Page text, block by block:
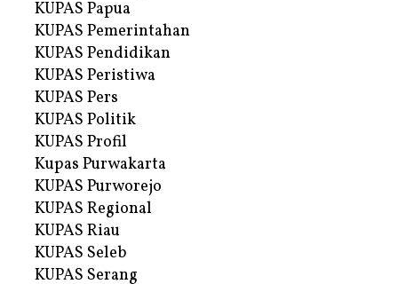
KUPAS Papua
KUPAS Pemerintahan
KUPAS Pendidikan
KUPAS Peristiwa
KUPAS Pers
KUPAS Politik
KUPAS Profil
Kupas Purwakarta
KUPAS Purworejo
KUPAS Regional
KUPAS Riau
KUPAS Seleb
KUPAS Serang